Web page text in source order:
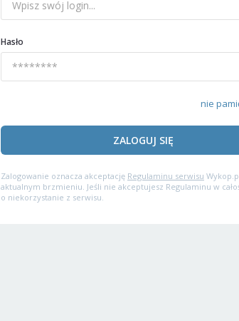
Hasło
nie
ZALOGUJ SIĘ
Zalogowanie oznacza akceptację Regulaminu serwisu
aktualnym brzmieniu. Jeśli nie akceptujesz Regulaminu w
o niekorzystanie z serwisu.